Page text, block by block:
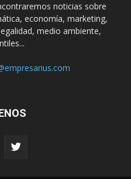
noticias sobre
economía, marketing,
medio ambiente,